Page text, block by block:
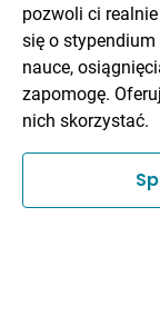
pozwoli ci
się o
nauce,
zapomogę.
nich skorzystać.